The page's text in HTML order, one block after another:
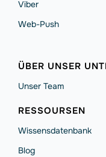
Viber
Web-Push
ÜBER UNSER
Unser Team
RESSOURSEN
Wissensdatenbank
Blog